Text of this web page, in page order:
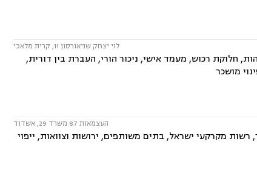
לוי יצחק שניאורסון 11, קרית מלאכי
חלוקת רכוש, מעמד אישי, ניכור הורי, העברת בין דורית,
מושכר
העצמאות 87 משרד 29, אשדוד
רשות מקרקעי ישראל, בתים משותפים, ירושות וצוואות, ייפוי